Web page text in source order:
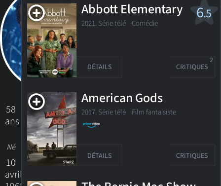
58
ans
Né
10
avril
6.5
Abbott Elementary
2021. Série télé Comédie
DÉTAILS CRITIQUES
2
American Gods
2017. Série télé Film fantaisiste
DÉTAILS CRITIQUES